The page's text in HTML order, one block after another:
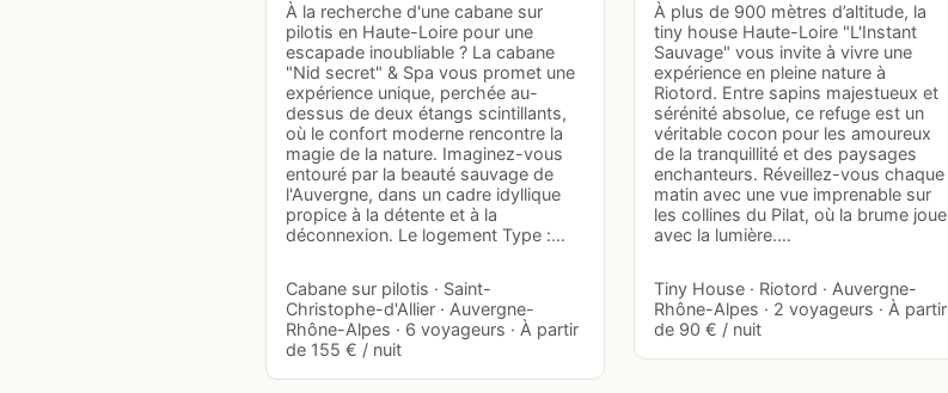
À la recherche d'une cabane sur
pilotis en Haute-Loire pour une
escapade inoubliable ? La cabane
"Nid secret" & Spa vous promet une
expérience unique, perchée au-
dessus de deux étangs scintillants,
où le confort moderne rencontre la
magie de la nature. Imaginez-vous
entouré par la beauté sauvage de
l'Auvergne, dans un cadre idyllique
propice à la détente et à la
déconnexion. Le logement Type :…
Cabane sur pilotis · Saint-
Christophe-d'Allier · Auvergne-
Rhône-Alpes · 6 voyageurs · À partir
de 155 € / nuit
À plus de 900 mètres d’altitude, la
tiny house Haute-Loire "L'Instant
Sauvage" vous invite à vivre une
expérience en pleine nature à
Riotord. Entre sapins majestueux et
sérénité absolue, ce refuge est un
véritable cocon pour les amoureux
de la tranquillité et des paysages
enchanteurs. Réveillez-vous chaque
matin avec une vue imprenable sur
les collines du Pilat, où la brume joue
avec la lumière.…
Tiny House · Riotord · Auvergne-
Rhône-Alpes · 2 voyageurs · À partir
de 90 € / nuit